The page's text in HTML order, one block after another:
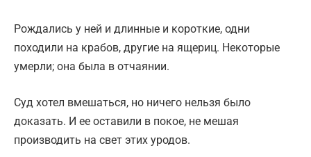
Рождались у ней и длинные и короткие, одни
походили на крабов, другие на ящериц. Некоторые
умерли; она была в отчаянии.
Суд хотел вмешаться, но ничего нельзя было
доказать. И ее оставили в покое, не мешая
производить на свет этих уродов.